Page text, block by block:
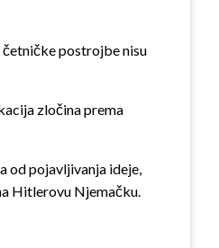
četničke postrojbe nisu
zločina prema
od pojavljivanja ideje,
Hitlerovu Njemačku.